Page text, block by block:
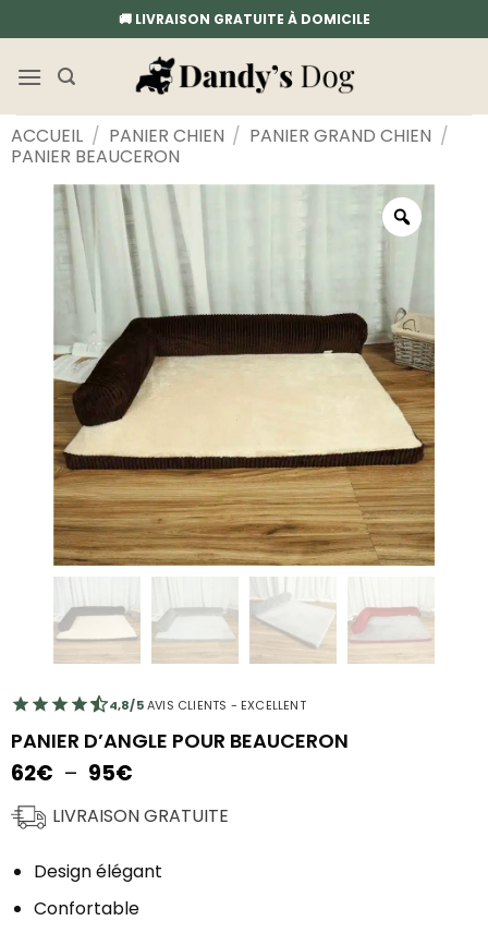
au
contenu
🚚 LIVRAISON GRATUITE À DOMICILE
ACCUEIL / PANIER CHIEN / PANIER GRAND CHIEN /
PANIER BEAUCERON
4,8/5AVIS CLIENTS - EXCELLENT
PANIER D’ANGLE POUR BEAUCERON
62€ – 95€Plage
prix :
95€
LIVRAISON GRATUITE
Design élégant
Confortable